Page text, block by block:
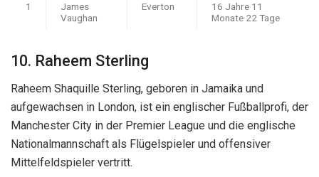
1
James
Vaughan
Everton
16 Jahre 11
Monate 22 Tage
10. Raheem Sterling
Raheem Shaquille Sterling, geboren in Jamaika und
aufgewachsen in London, ist ein englischer Fußballprofi, der
Manchester City in der Premier League und die englische
Nationalmannschaft als Flügelspieler und offensiver
Mittelfeldspieler vertritt.